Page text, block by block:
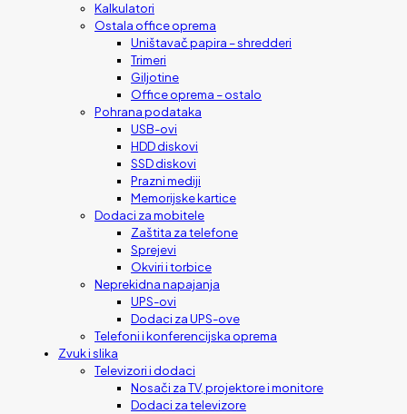
Kalkulatori
Ostala office oprema
Uništavač papira – shredderi
Trimeri
Giljotine
Office oprema – ostalo
Pohrana podataka
USB-ovi
HDD diskovi
SSD diskovi
Prazni mediji
Memorijske kartice
Dodaci za mobitele
Zaštita za telefone
Sprejevi
Okviri i torbice
Neprekidna napajanja
UPS-ovi
Dodaci za UPS-ove
Telefoni i konferencijska oprema
Zvuk i slika
Televizori i dodaci
Nosači za TV, projektore i monitore
Dodaci za televizore